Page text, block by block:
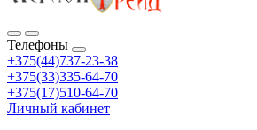
Телефоны
+375(44)737-23-38
+375(33)335-64-70
+375(17)510-64-70
Личный кабинет